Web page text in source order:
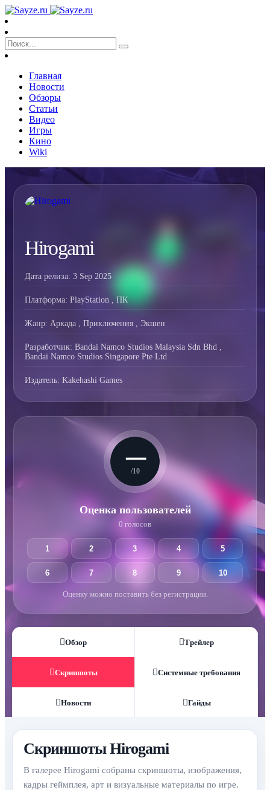
Главная
Новости
Обзоры
Статьи
Видео
Игры
Кино
Wiki
Hirogami
Дата релиза: 3 Sep 2025
Платформа: PlayStation , ПК
Жанр: Аркада , Приключения , Экшен
Разработчик: Bandai Namco Studios Malaysia Sdn Bhd ,
Bandai Namco Studios Singapore Pte Ltd
Издатель: Kakehashi Games
—
/10
Оценка пользователей
0 голосов
1 2 3 4 5
6 7 8 9 10
Оценку можно поставить без регистрации.
Обзор Трейлер
Скриншоты Системные требования
Новости Гайды
Скриншоты Hirogami
В галерее Hirogami собраны скриншоты, изображения,
кадры геймплея, арт и визуальные материалы по игре.